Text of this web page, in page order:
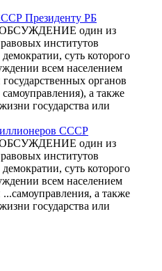
Президенту РБ
один из
институтов
суть которого
всем населением
органов
а также
государства или
СССР
один из
институтов
суть которого
всем населением
а также
государства или